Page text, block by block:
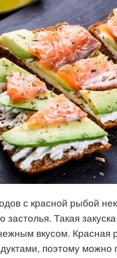
с красной рыбой
застолья. Такая
вкусом. Красная
поэтому можно